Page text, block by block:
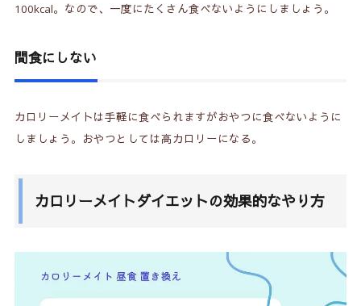
100kcal。なので、一度にたくさん食べないようにしましょう。
間食にしない
カロリーメイトは手軽に食べられますがおやつに食べないように
しましょう。おやつとしては高カロリーになる。
カロリーメイトダイエットの効果的なやり方